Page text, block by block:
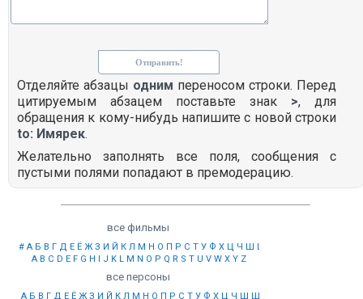
Отделяйте абзацы одним переносом строки. Перед
цитируемым абзацем поставьте знак >, для
обращения к кому-нибудь напишите с новой строки
to: Имярек.
Желательно заполнять все поля, сообщения с
пустыми полями попадают в премодерацию.
все фильмы
# А Б В Г Д Е Ё Ж З И Й К Л М Н О П Р С Т У Ф Х Ц Ч Ш Щ
A B C D E F G H I J K L M N O P Q R S T U V W X Y Z
все персоны
А Б В Г Д Е Ё Ж З И Й К Л М Н О П Р С Т У Ф Х Ц Ч Ш Щ